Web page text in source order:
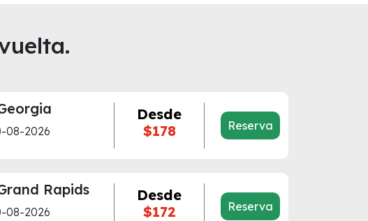
08-2026
Desde
$178
Reserva
Rapids
08-2026
Desde
$172
Reserva